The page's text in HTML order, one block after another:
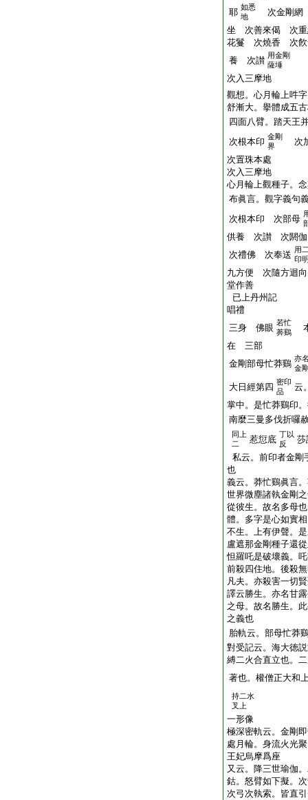
耶 如悉
地
次金剛
坐 次善來偈 次
花鬘 次燒香 次
養 次讃 用金剛
薩埵
次入三摩地
觀想。心月輪上吽
舒漸大。擧體成五
四面八臂。踏天王
次根本印 金剛
界
次
次置珠本處
次入三摩地
心月輪上觀種子。
布眞言。觀字義句
次根本印 次部母
供養 次讃 次閼
次禮佛 次奉送 用
印
九方便 次隨方迴
堂作善
已上丹州記
唱禮
三身 佛眼 若忙
莾鷄
在 三部
金剛部母忙莽鷄 亦
金
大日經第四 密印
品
云
掌中。是忙莽鷄印
南麼三曼多伐折囉
同上
二
惹愆底 丁以
反
莎
私云。前印者金剛
也
義云。莽忙鷄眞言
世界微塵諸執金剛
從彼生。故名多母
體。多字是心如實
不生。上有伊聲。
盧遮那金剛種子還
怛羅吒是破壞義。
前殺四住地。後殺
凡夫。亦殺害一切
譯云勝生。亦名甘
之母。故名勝生。
之義也
胎軌云。部母忙莽
對受記云。海大徳
縛二火合直立也。
著也。權僧正大和
持二水
叉上
一形像
極深密軌云。金剛
處月輪。身流火光
王妃烏摩爲座
又云。降三世瑜伽
鈷。怒臂如下擬。
次弓次執索。皆直